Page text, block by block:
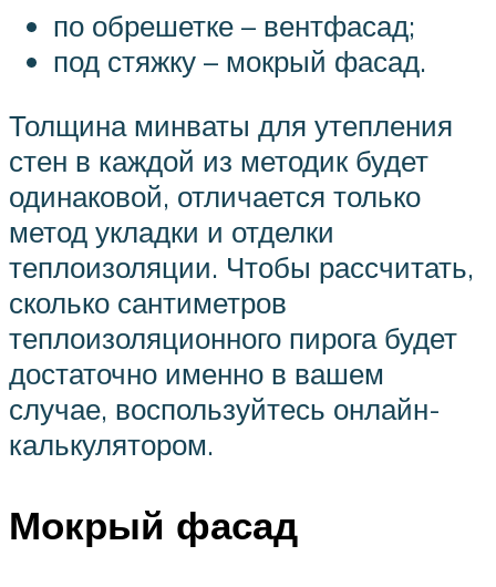
по обрешетке – вентфасад;
под стяжку – мокрый фасад.
Толщина минваты для утепления
стен в каждой из методик будет
одинаковой, отличается только
метод укладки и отделки
теплоизоляции. Чтобы рассчитать,
сколько сантиметров
теплоизоляционного пирога будет
достаточно именно в вашем
случае, воспользуйтесь онлайн-
калькулятором.
Мокрый фасад